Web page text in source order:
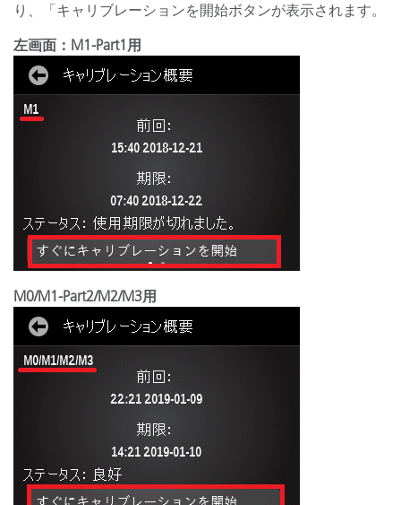
り、「キャリブレーションを開始ボタンが表示されます。
左画面：M1-Part1用
M0/M1-Part2/M2/M3用